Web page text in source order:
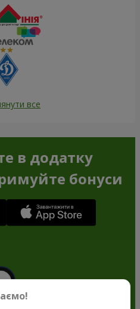
все
в додатку
бонуси